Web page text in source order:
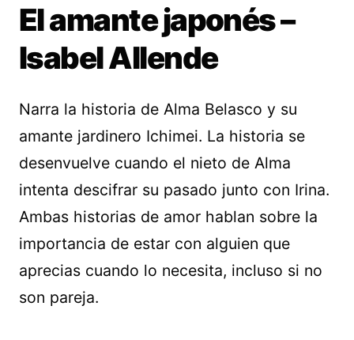
El amante japonés –
Isabel Allende
Narra la historia de Alma Belasco y su
amante jardinero Ichimei. La historia se
desenvuelve cuando el nieto de Alma
intenta descifrar su pasado junto con Irina.
Ambas historias de amor hablan sobre la
importancia de estar con alguien que
aprecias cuando lo necesita, incluso si no
son pareja.